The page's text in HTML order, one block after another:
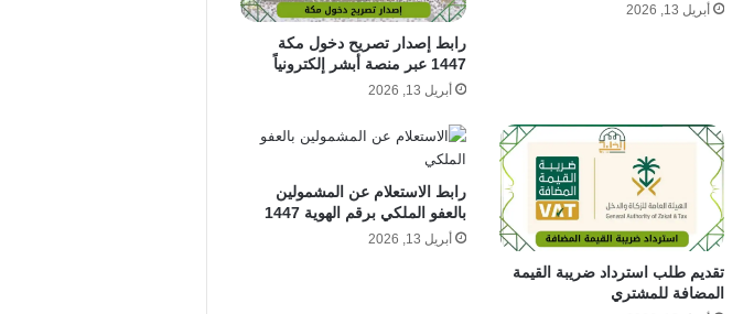
أبريل 13, 2026
رابط إصدار تصريح دخول مكة
1447 عبر منصة أبشر إلكترونياً
أبريل 13, 2026
تقديم طلب استرداد ضريبة القيمة
المضافة للمشتري
رابط الاستعلام عن المشمولين
بالعفو الملكي برقم الهوية 1447
أبريل 13, 2026